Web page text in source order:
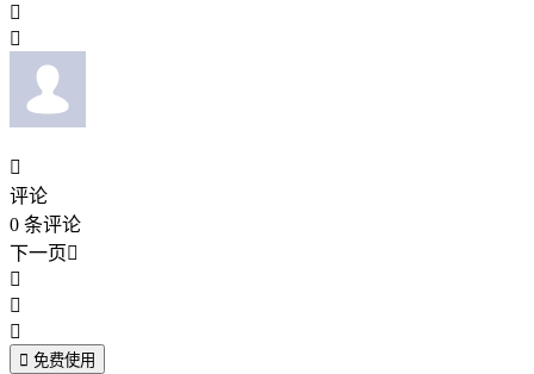



评论
0 条评论
下一页



 免费使用